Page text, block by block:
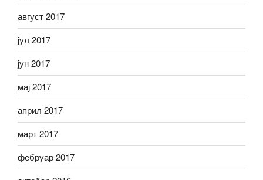
август 2017
јул 2017
јун 2017
мај 2017
април 2017
март 2017
фебруар 2017